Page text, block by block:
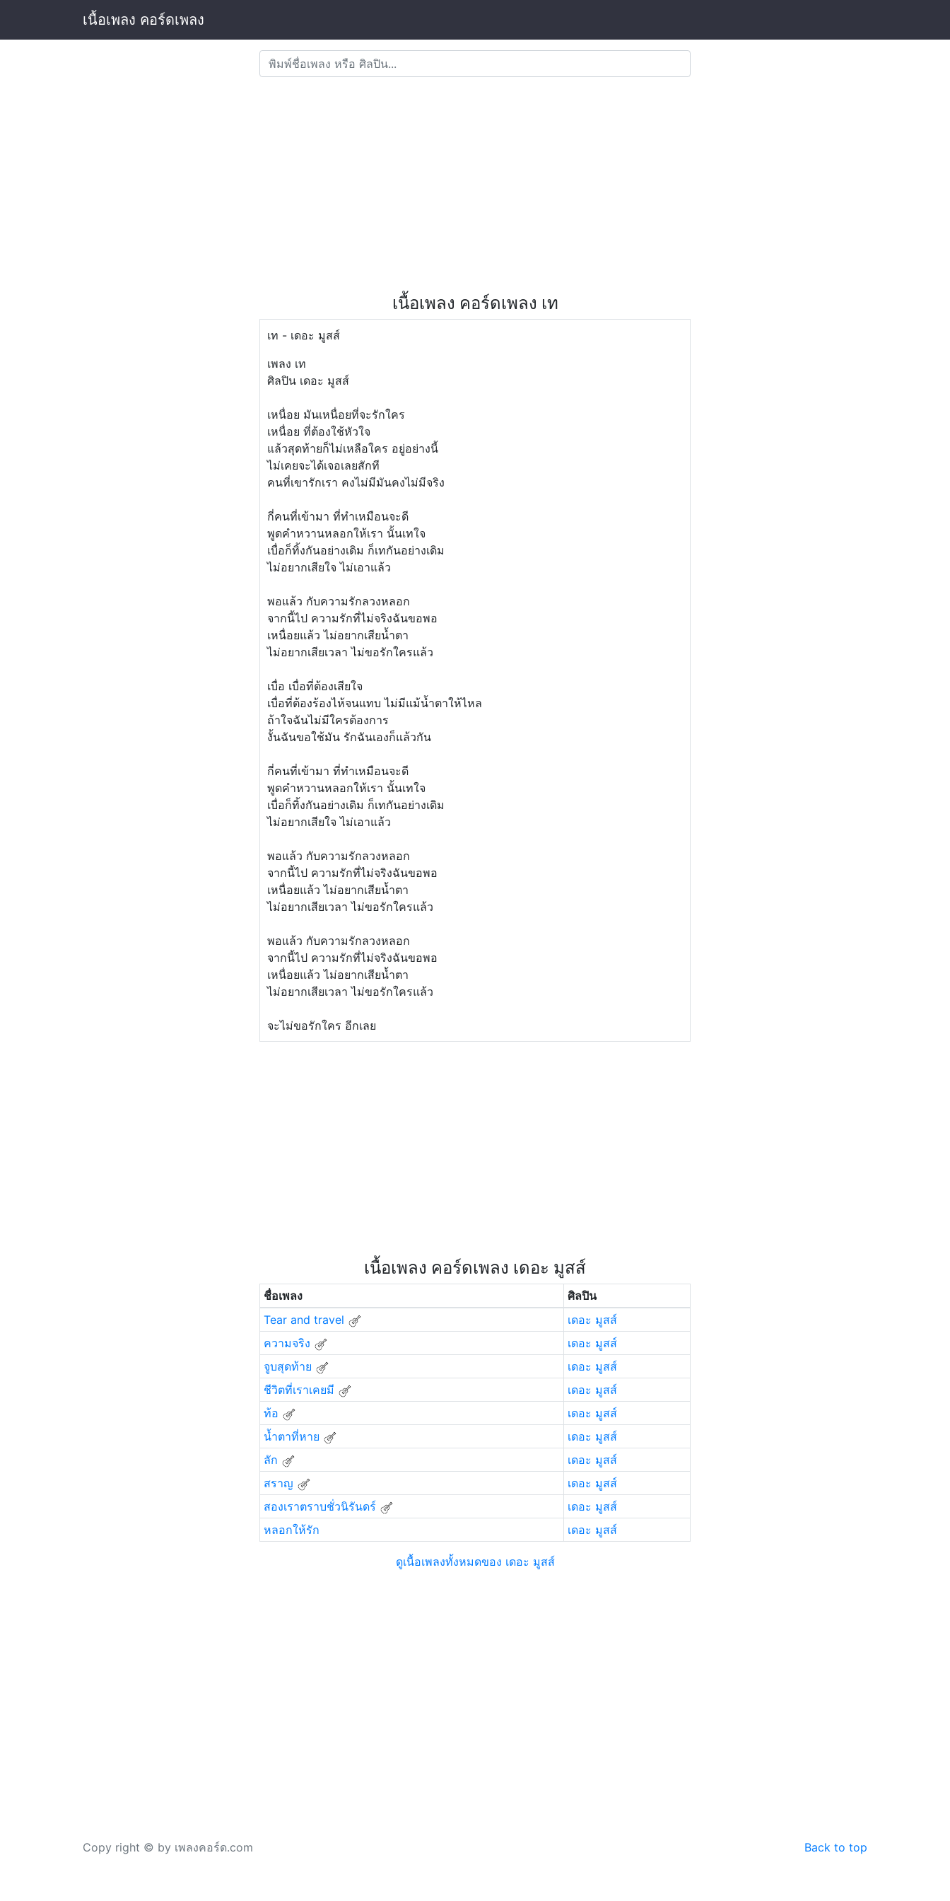
เนื้อเพลง คอร์ดเพลง
เนื้อเพลง คอร์ดเพลง เท
เท - เดอะ มูสส์
เพลง เท
ศิลปิน เดอะ มูสส์
เหนื่อย มันเหนื่อยที่จะรักใคร
เหนื่อย ที่ต้องใช้หัวใจ
แล้วสุดท้ายก็ไม่เหลือใคร อยู่อย่างนี้
ไม่เคยจะได้เจอเลยสักที
คนที่เขารักเรา คงไม่มีมันคงไม่มีจริง
กี่คนที่เข้ามา ที่ทำเหมือนจะดี
พูดคำหวานหลอกให้เรา นั้นเทใจ
เบื่อก็ทิ้งกันอย่างเดิม ก็เทกันอย่างเดิม
ไม่อยากเสียใจ ไม่เอาแล้ว
พอแล้ว กับความรักลวงหลอก
จากนี้ไป ความรักที่ไม่จริงฉันขอพอ
เหนื่อยแล้ว ไม่อยากเสียน้ำตา
ไม่อยากเสียเวลา ไม่ขอรักใครแล้ว
เบื่อ เบื่อที่ต้องเสียใจ
เบื่อที่ต้องร้องไห้จนแทบ ไม่มีแม้น้ำตาให้ไหล
ถ้าใจฉันไม่มีใครต้องการ
งั้นฉันขอใช้มัน รักฉันเองก็แล้วกัน
กี่คนที่เข้ามา ที่ทำเหมือนจะดี
พูดคำหวานหลอกให้เรา นั้นเทใจ
เบื่อก็ทิ้งกันอย่างเดิม ก็เทกันอย่างเดิม
ไม่อยากเสียใจ ไม่เอาแล้ว
พอแล้ว กับความรักลวงหลอก
จากนี้ไป ความรักที่ไม่จริงฉันขอพอ
เหนื่อยแล้ว ไม่อยากเสียน้ำตา
ไม่อยากเสียเวลา ไม่ขอรักใครแล้ว
พอแล้ว กับความรักลวงหลอก
จากนี้ไป ความรักที่ไม่จริงฉันขอพอ
เหนื่อยแล้ว ไม่อยากเสียน้ำตา
ไม่อยากเสียเวลา ไม่ขอรักใครแล้ว
จะไม่ขอรักใคร อีกเลย
เนื้อเพลง คอร์ดเพลง เดอะ มูสส์
ชื่อเพลง
ศิลปิน
Tear and travel
เดอะ มูสส์
ความจริง
เดอะ มูสส์
จูบสุดท้าย
เดอะ มูสส์
ชีวิตที่เราเคยมี
เดอะ มูสส์
ท้อ
เดอะ มูสส์
น้ำตาที่หาย
เดอะ มูสส์
ลัก
เดอะ มูสส์
สราญ
เดอะ มูสส์
สองเราตราบชั่วนิรันดร์
เดอะ มูสส์
หลอกให้รัก
เดอะ มูสส์
ดูเนื้อเพลงทั้งหมดของ เดอะ มูสส์
Back to top
Copy right © by เพลงคอร์ด.com